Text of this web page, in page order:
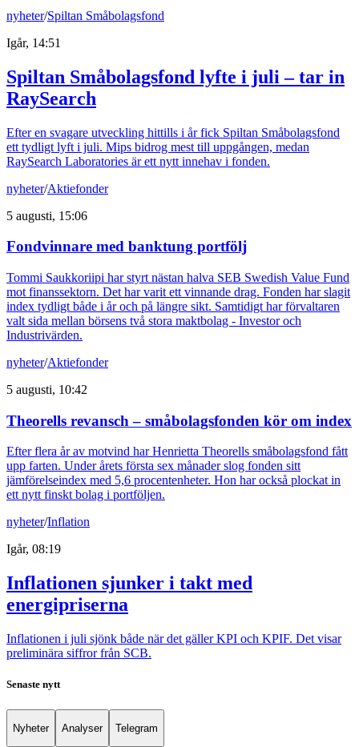
nyheter/Spiltan Småbolagsfond
Igår, 14:51
Spiltan Småbolagsfond lyfte i juli – tar in
RaySearch
Efter en svagare utveckling hittills i år fick Spiltan Småbolagsfond
ett tydligt lyft i juli. Mips bidrog mest till uppgången, medan
RaySearch Laboratories är ett nytt innehav i fonden.
nyheter/Aktiefonder
5 augusti, 15:06
Fondvinnare med banktung portfölj
Tommi Saukkoriipi har styrt nästan halva SEB Swedish Value Fund
mot finanssektorn. Det har varit ett vinnande drag. Fonden har slagit
index tydligt både i år och på längre sikt. Samtidigt har förvaltaren
valt sida mellan börsens två stora maktbolag - Investor och
Industrivärden.
nyheter/Aktiefonder
5 augusti, 10:42
Theorells revansch – småbolagsfonden kör om index
Efter flera år av motvind har Henrietta Theorells småbolagsfond fått
upp farten. Under årets första sex månader slog fonden sitt
jämförelseindex med 5,6 procentenheter. Hon har också plockat in
ett nytt finskt bolag i portföljen.
nyheter/Inflation
Igår, 08:19
Inflationen sjunker i takt med
energipriserna
Inflationen i juli sjönk både när det gäller KPI och KPIF. Det visar
preliminära siffror från SCB.
Senaste nytt
Nyheter Analyser Telegram